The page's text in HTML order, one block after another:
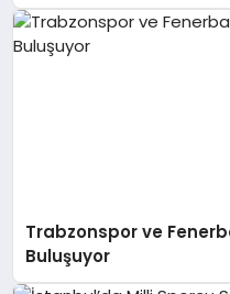
Trabzonspor ve
Buluşuyor